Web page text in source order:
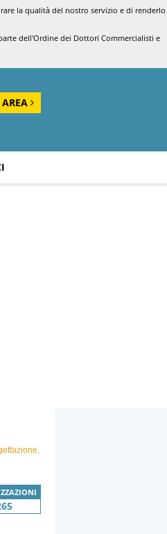
la qualità del nostro servizio e di renderlo
dell'Ordine dei Dottori Commercialisti e